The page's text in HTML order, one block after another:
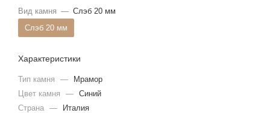
Вид камня — Слэб 20 мм
Слэб 20 мм
Характеристики
Тип камня —
Мрамор
Цвет камня
— Синий
Страна —
Италия